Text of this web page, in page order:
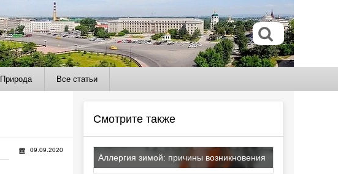
Природа Все статьи
09.09.2020
Смотрите также
Аллергия зимой: причины возникновения